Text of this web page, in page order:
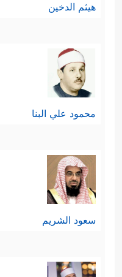
هيثم الدخين
محمود علي البنا
سعود الشريم